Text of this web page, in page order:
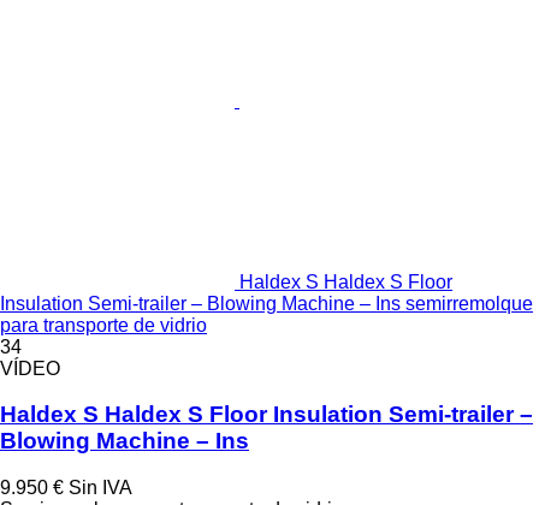
Haldex S Haldex S Floor
Insulation Semi-trailer – Blowing Machine – Ins semirremolque
para transporte de vidrio
34
VÍDEO
Haldex S Haldex S Floor Insulation Semi-trailer –
Blowing Machine – Ins
9.950 € Sin IVA